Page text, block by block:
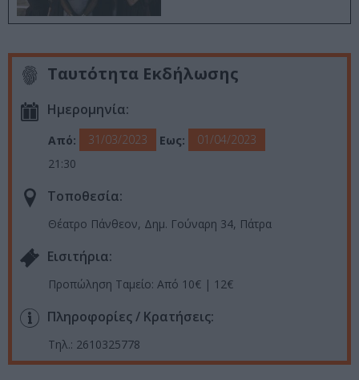
Ταυτότητα Εκδήλωσης
Ημερομηνία:
Από: 31/03/2023 Εως:
01/04/2023
21:30
Τοποθεσία:
Θέατρο Πάνθεον, Δημ. Γούναρη 34, Πάτρα
Eισιτήρια:
Προπώληση Ταμείο: Από 10€ | 12€
Πληροφορίες / Κρατήσεις:
Τηλ.: 2610325778